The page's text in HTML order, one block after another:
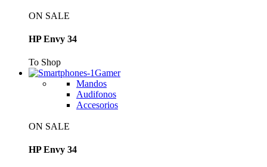
ON SALE
HP Envy 34
To Shop
Gamer
Mandos
Audifonos
Accesorios
ON SALE
HP Envy 34